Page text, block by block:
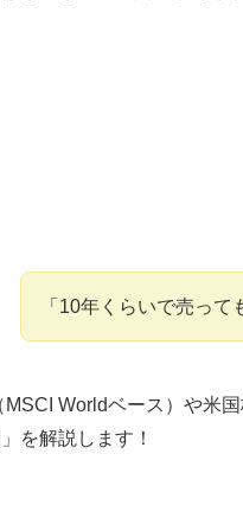
「10年くらいで売って
Worldベース）や米
を解説します！